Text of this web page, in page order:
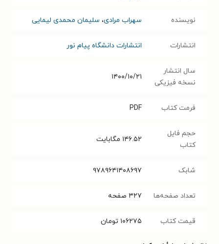
نویسنده سهراب مرادی، سلیمان محمدی لیمایی
انتشارات انتشارات دانشگاه پیام نور
سال انتشار
نسخه فیزیکی
۱۴۰۰/۱۰/۲۱
فرمت کتاب PDF
حجم فایل
کتاب
۱۴۶.۵۲ مگابایت
شابک ۹۷۸۹۶۴۱۴۰۸۶۹۷
تعداد صفحه‌ها ۳۲۷ صفحه
قیمت کتاب ۱۰۶۲۷۵ تومان